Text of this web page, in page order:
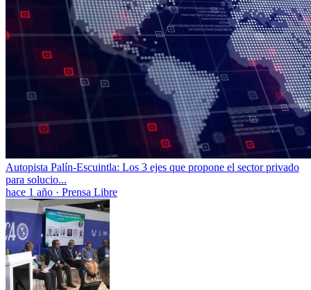
Autopista Palín-Escuintla: Los 3 ejes que propone el sector privado
para solucio...
hace 1 año · Prensa Libre